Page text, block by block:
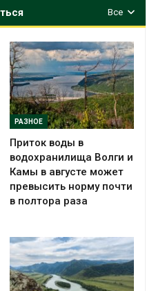
Все
РАЗНОЕ
Приток воды в
водохранилища Волги и
Камы в августе может
превысить норму почти
в полтора раза